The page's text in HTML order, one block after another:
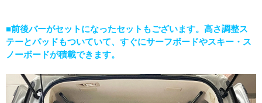
■前後バーがセットになったセットもございます。高さ調整ス
テーとパッドもついていて、すぐにサーフボードやスキー・ス
ノーボードが積載できます。